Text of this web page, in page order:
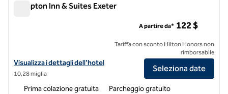
Hampton Inn & Suites Exeter
Visualizza i dettagli dell'hotel Hampton Inn & Suites Exeter
Visualizza i dettagli dell'hotel
10,28 miglia
A partire da* 122 $
Tariffa con sconto Hilton Honors non
rimborsabile
Seleziona date
Prima colazione gratuita
Parcheggio gratuito